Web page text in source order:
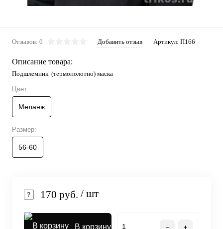
Отзывов: 0 Добавить отзыв Артикул: П166
Описание товара:
Подшлемник (термополотно) маска
Цвет:
Меланж
Размер:
56-60
170 руб. / шт
В корзину